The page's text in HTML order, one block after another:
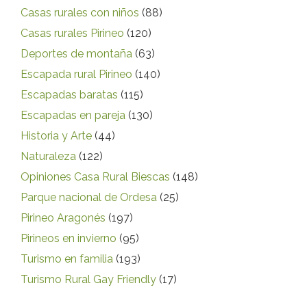
Casas rurales con niños (88)
Casas rurales Pirineo (120)
Deportes de montaña (63)
Escapada rural Pirineo (140)
Escapadas baratas (115)
Escapadas en pareja (130)
Historia y Arte (44)
Naturaleza (122)
Opiniones Casa Rural Biescas (148)
Parque nacional de Ordesa (25)
Pirineo Aragonés (197)
Pirineos en invierno (95)
Turismo en familia (193)
Turismo Rural Gay Friendly (17)